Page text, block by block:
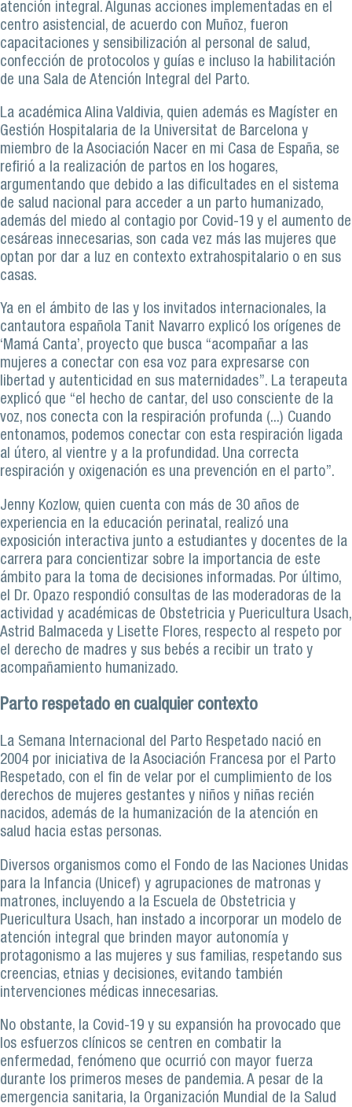
atención integral. Algunas acciones implementadas en el
centro asistencial, de acuerdo con Muñoz, fueron
capacitaciones y sensibilización al personal de salud,
confección de protocolos y guías e incluso la habilitación
de una Sala de Atención Integral del Parto.
La académica Alina Valdivia, quien además es Magíster en
Gestión Hospitalaria de la Universitat de Barcelona y
miembro de la Asociación Nacer en mi Casa de España, se
refirió a la realización de partos en los hogares,
argumentando que debido a las dificultades en el sistema
de salud nacional para acceder a un parto humanizado,
además del miedo al contagio por Covid-19 y el aumento de
cesáreas innecesarias, son cada vez más las mujeres que
optan por dar a luz en contexto extrahospitalario o en sus
casas.
Ya en el ámbito de las y los invitados internacionales, la
cantautora española Tanit Navarro explicó los orígenes de
‘Mamá Canta’, proyecto que busca “acompañar a las
mujeres a conectar con esa voz para expresarse con
libertad y autenticidad en sus maternidades”. La terapeuta
explicó que “el hecho de cantar, del uso consciente de la
voz, nos conecta con la respiración profunda (...) Cuando
entonamos, podemos conectar con esta respiración ligada
al útero, al vientre y a la profundidad. Una correcta
respiración y oxigenación es una prevención en el parto”.
Jenny Kozlow, quien cuenta con más de 30 años de
experiencia en la educación perinatal, realizó una
exposición interactiva junto a estudiantes y docentes de la
carrera para concientizar sobre la importancia de este
ámbito para la toma de decisiones informadas. Por último,
el Dr. Opazo respondió consultas de las moderadoras de la
actividad y académicas de Obstetricia y Puericultura Usach,
Astrid Balmaceda y Lisette Flores, respecto al respeto por
el derecho de madres y sus bebés a recibir un trato y
acompañamiento humanizado.
Parto respetado en cualquier contexto
La Semana Internacional del Parto Respetado nació en
2004 por iniciativa de la Asociación Francesa por el Parto
Respetado, con el fin de velar por el cumplimiento de los
derechos de mujeres gestantes y niños y niñas recién
nacidos, además de la humanización de la atención en
salud hacia estas personas.
Diversos organismos como el Fondo de las Naciones Unidas
para la Infancia (Unicef) y agrupaciones de matronas y
matrones, incluyendo a la Escuela de Obstetricia y
Puericultura Usach, han instado a incorporar un modelo de
atención integral que brinden mayor autonomía y
protagonismo a las mujeres y sus familias, respetando sus
creencias, etnias y decisiones, evitando también
intervenciones médicas innecesarias.
No obstante, la Covid-19 y su expansión ha provocado que
los esfuerzos clínicos se centren en combatir la
enfermedad, fenómeno que ocurrió con mayor fuerza
durante los primeros meses de pandemia. A pesar de la
emergencia sanitaria, la Organización Mundial de la Salud